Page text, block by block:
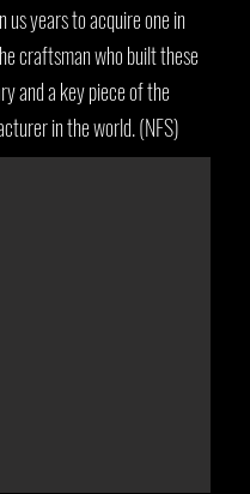
years to acquire one in
craftsman who built these
and a key piece of the
in the world. (NFS)